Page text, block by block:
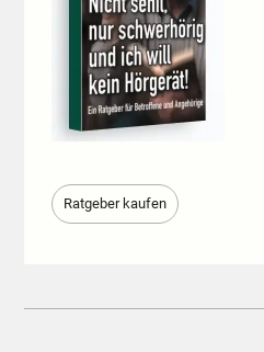
Ratgeber kaufen